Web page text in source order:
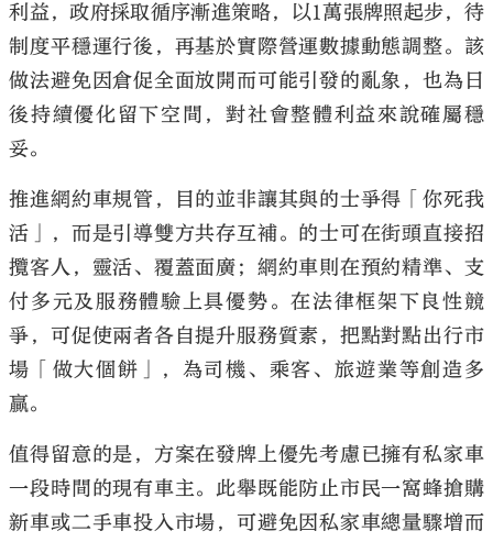
利益，政府採取循序漸進策略，以1萬張牌照起步，待
制度平穩運行後，再基於實際營運數據動態調整。該
做法避免因倉促全面放開而可能引發的亂象，也為日
後持續優化留下空間，對社會整體利益來說確屬穩
妥。
推進網約車規管，目的並非讓其與的士爭得「你死我
活」，而是引導雙方共存互補。的士可在街頭直接招
攬客人，靈活、覆蓋面廣；網約車則在預約精準、支
付多元及服務體驗上具優勢。在法律框架下良性競
爭，可促使兩者各自提升服務質素，把點對點出行市
場「做大個餅」，為司機、乘客、旅遊業等創造多
贏。
值得留意的是，方案在發牌上優先考慮已擁有私家車
一段時間的現有車主。此舉既能防止市民一窩蜂搶購
新車或二手車投入市場，可避免因私家車總量驟增而